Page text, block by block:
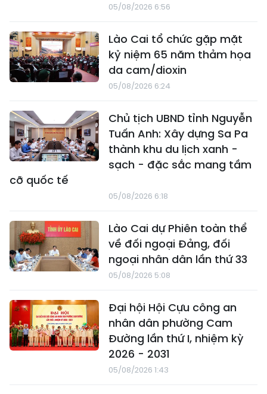
05/08/2026 6:56
Lào Cai tổ chức gặp mặt
kỷ niệm 65 năm thảm họa
da cam/dioxin
05/08/2026 6:24
Chủ tịch UBND tỉnh Nguyễn
Tuấn Anh: Xây dựng Sa Pa
thành khu du lịch xanh -
sạch - đặc sắc mang tầm
cỡ quốc tế
05/08/2026 6:18
Lào Cai dự Phiên toàn thể
về đối ngoại Đảng, đối
ngoại nhân dân lần thứ 33
05/08/2026 5:08
Đại hội Hội Cựu công an
nhân dân phường Cam
Đường lần thứ I, nhiệm kỳ
2026 - 2031
05/08/2026 1:43